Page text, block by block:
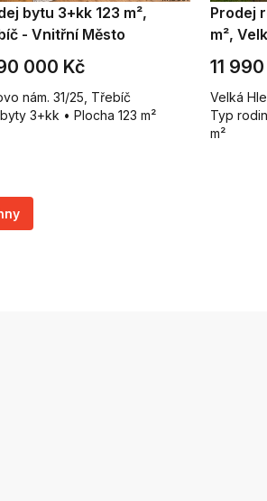
bytu 3+kk 123 m²,
- Vnitřní Město
000 Kč
nám. 31/25, Třebíč
3+kk • Plocha 123 m²
Prodej
m²,
11
Velká
Typ
m²